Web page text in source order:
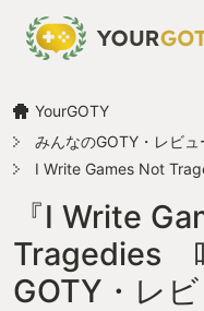
YourGOTY
みんなのGOTY・レビュ
I Write Games Not
『I Write
Tragedies
GOTY・レ